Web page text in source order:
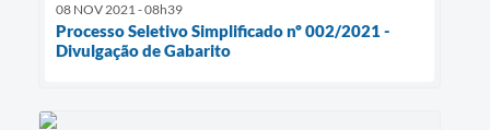
08 NOV 2021 - 08h39
Processo Seletivo Simplificado nº 002/2021 -
Divulgação de Gabarito